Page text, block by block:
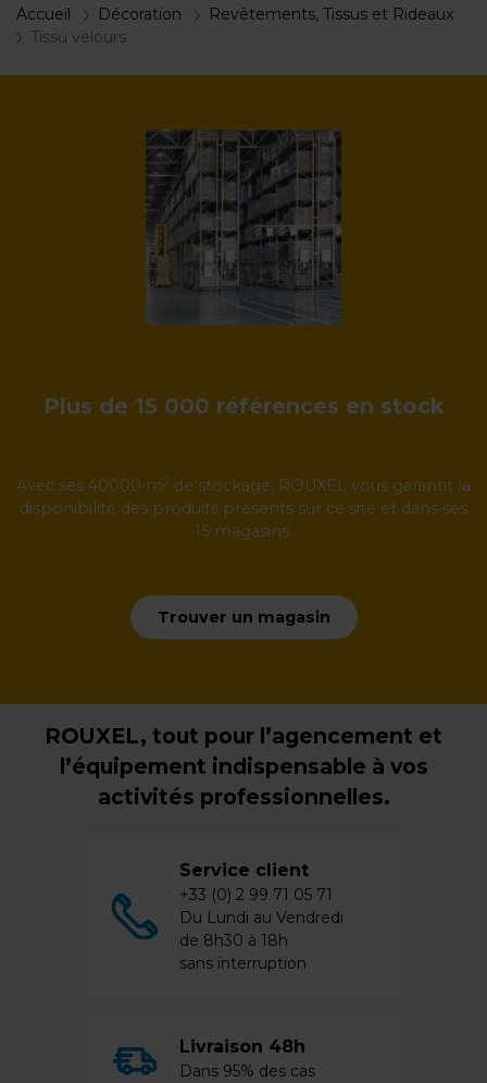
Accueil Décoration
Revêtements, Tissus et Rideaux
Tissu velours
Plus de 15 000 références en stock
Avec ses 40000 m2 de stockage, ROUXEL vous garantit la
disponibilité des produits présents sur ce site et dans ses
15 magasins.
Trouver un magasin
ROUXEL, tout pour l’agencement et
l’équipement indispensable à vos
activités professionnelles.
Service client
+33 (0) 2 99 71 05 71
Du Lundi au Vendredi
de 8h30 à 18h
sans interruption
Livraison 48h
Dans 95% des cas